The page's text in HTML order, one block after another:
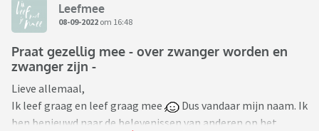
Leefmee
08-09-2022 om 16:48
Praat gezellig mee - over zwanger worden en
zwanger zijn -
Lieve allemaal,
Ik leef graag en leef graag mee
Dus vandaar mijn naam. Ik
ben benieuwd naar de belevenissen van anderen op het